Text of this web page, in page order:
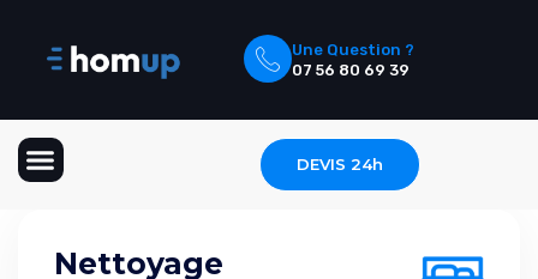
Une Question ?
07 56 80 69 39
DEVIS 24h
Nettoyage